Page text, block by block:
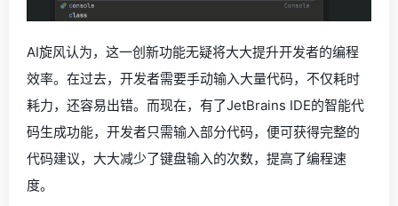
AI旋风认为，这一创新功能无疑将大大提升开发者的编程
效率。在过去，开发者需要手动输入大量代码，不仅耗时
耗力，还容易出错。而现在，有了JetBrains IDE的智能代
码生成功能，开发者只需输入部分代码，便可获得完整的
代码建议，大大减少了键盘输入的次数，提高了编程速
度。